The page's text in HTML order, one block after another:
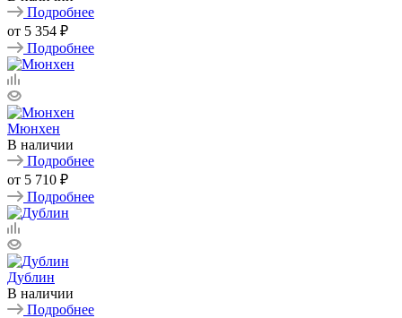
Подробнее
от 5 354 ₽
Подробнее
Мюнхен
В наличии
Подробнее
от 5 710 ₽
Подробнее
Дублин
В наличии
Подробнее